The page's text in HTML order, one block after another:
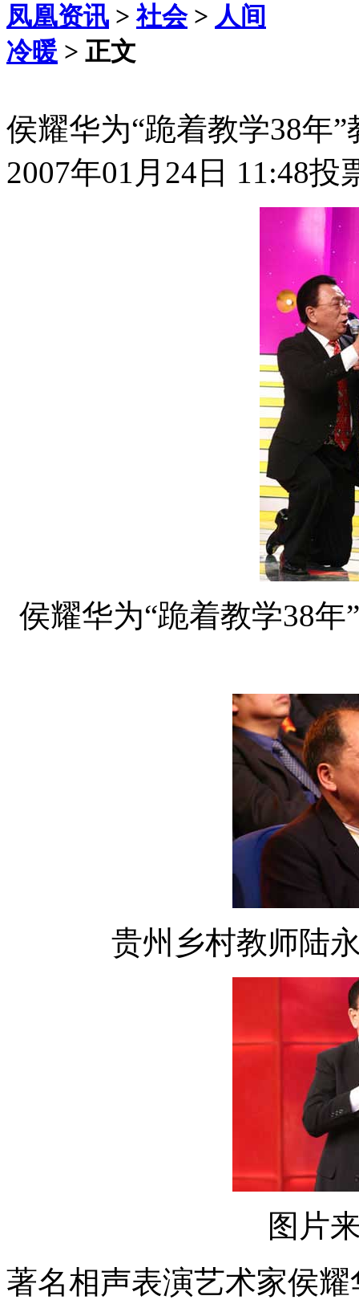
凤凰资讯 >社会> 人间
冷暖 > 正文
侯耀华为“跪着教学38年
2007年01月24日 11:48投
侯耀华为“跪着教学38
贵州乡村教师陆
图片
著名相声表演艺术家侯